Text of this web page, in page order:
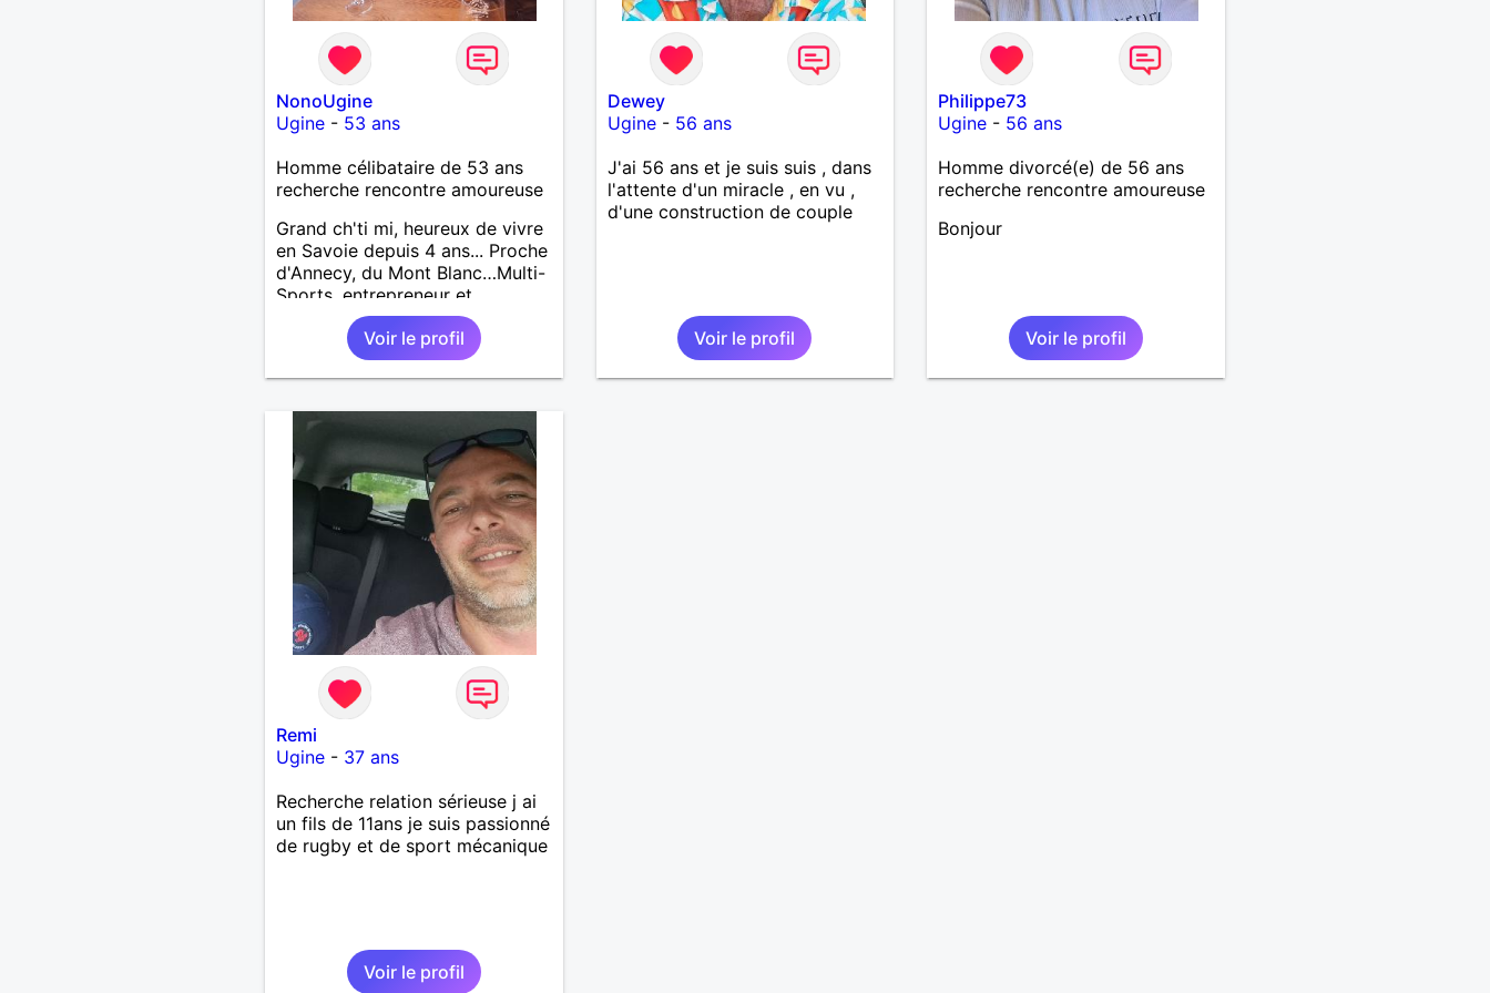
NonoUgine
Ugine- 53 ans
Homme célibataire de 53 ans
recherche rencontre amoureuse
Grand ch'ti mi, heureux de vivre
en Savoie depuis 4 ans... Proche
d'Annecy, du Mont Blanc…Multi-
Sports, entrepreneur et
bénévole au Fort de Lestal
73200 Marthod (Alt. 800m)…
Endroit "fabuleux" !…Enquêtes
et tu me trouveras !
Voir le profil
Dewey
Ugine- 56 ans
J'ai 56 ans et je suis suis , dans
l'attente d'un miracle , en vu ,
d'une construction de couple
Voir le profil
Philippe73
Ugine - 56 ans
Homme divorcé(e) de 56 ans
recherche rencontre amoureuse
Bonjour
Voir le profil
Remi
Ugine- 37 ans
Recherche relation sérieuse j ai
un fils de 11ans je suis passionné
de rugby et de sport mécanique
Voir le profil